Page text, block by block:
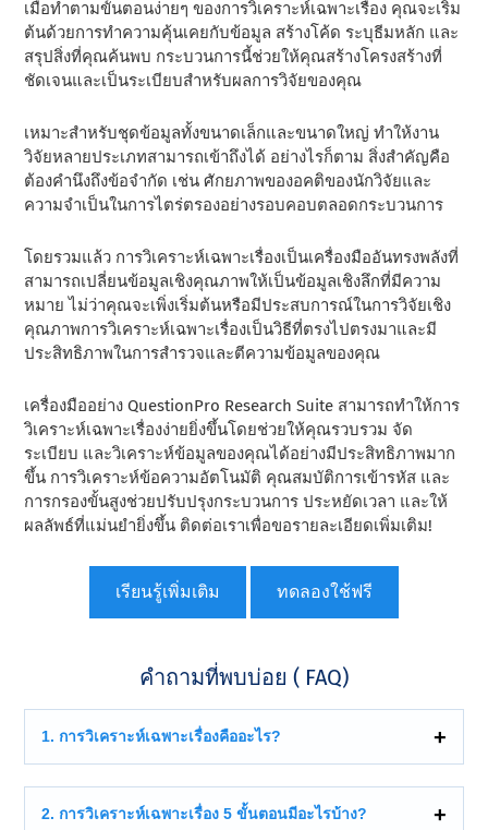
เมื่อทําตามขั้นตอนง่ายๆ ของการวิเคราะห์เฉพาะเรื่อง คุณจะเริ่ม
ต้นด้วยการทําความคุ้นเคยกับข้อมูล สร้างโค้ด ระบุธีมหลัก และ
สรุปสิ่งที่คุณค้นพบ กระบวนการนี้ช่วยให้คุณสร้างโครงสร้างที่
ชัดเจนและเป็นระเบียบสําหรับผลการวิจัยของคุณ
เหมาะสําหรับชุดข้อมูลทั้งขนาดเล็กและขนาดใหญ่ ทําให้งาน
วิจัยหลายประเภทสามารถเข้าถึงได้ อย่างไรก็ตาม สิ่งสําคัญคือ
ต้องคํานึงถึงข้อจํากัด เช่น ศักยภาพของอคติของนักวิจัยและ
ความจําเป็นในการไตร่ตรองอย่างรอบคอบตลอดกระบวนการ
โดยรวมแล้ว การวิเคราะห์เฉพาะเรื่องเป็นเครื่องมืออันทรงพลังที่
สามารถเปลี่ยนข้อมูลเชิงคุณภาพให้เป็นข้อมูลเชิงลึกที่มีความ
หมาย ไม่ว่าคุณจะเพิ่งเริ่มต้นหรือมีประสบการณ์ในการวิจัยเชิง
คุณภาพการวิเคราะห์เฉพาะเรื่องเป็นวิธีที่ตรงไปตรงมาและมี
ประสิทธิภาพในการสํารวจและตีความข้อมูลของคุณ
เครื่องมืออย่าง QuestionPro Research Suite สามารถทําให้การ
วิเคราะห์เฉพาะเรื่องง่ายยิ่งขึ้นโดยช่วยให้คุณรวบรวม จัด
ระเบียบ และวิเคราะห์ข้อมูลของคุณได้อย่างมีประสิทธิภาพมาก
ขึ้น การวิเคราะห์ข้อความอัตโนมัติ คุณสมบัติการเข้ารหัส และ
การกรองขั้นสูงช่วยปรับปรุงกระบวนการ ประหยัดเวลา และให้
ผลลัพธ์ที่แม่นยํายิ่งขึ้น ติดต่อเราเพื่อขอรายละเอียดเพิ่มเติม!
เรียนรู้เพิ่มเติม ทดลองใช้ฟรี
คําถามที่พบบ่อย ( FAQ)
1. การวิเคราะห์เฉพาะเรื่องคืออะไร?
2. การวิเคราะห์เฉพาะเรื่อง 5 ขั้นตอนมีอะไรบ้าง?